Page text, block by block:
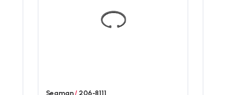
Segman/ 206-8111